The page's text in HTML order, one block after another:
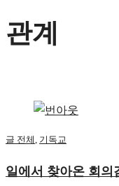
관계
글 전체, 기독교
일에서 찾아온 회의